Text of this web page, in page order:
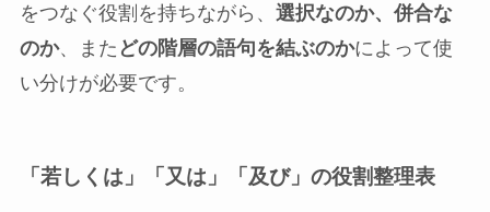
をつなぐ役割を持ちながら、 選択なのか、併合な
のか、また どの階層の語句を結ぶのかによって使
い分けが必要です。
「若しくは」「又は」「及び」の役割整理表